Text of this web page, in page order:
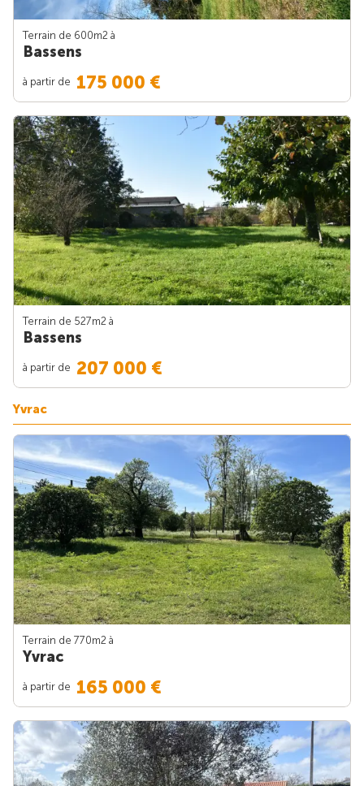
Terrain de 600m2 à
Bassens
à partir de 175 000 €
Terrain de 527m2 à
Bassens
à partir de 207 000 €
Yvrac
Terrain de 770m2 à
Yvrac
à partir de 165 000 €